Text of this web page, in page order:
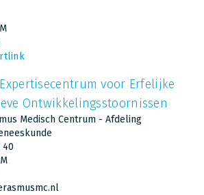
voor Erfelijke
Ontwikkelingsstoornissen
Medisch Centrum - Afdeling
40